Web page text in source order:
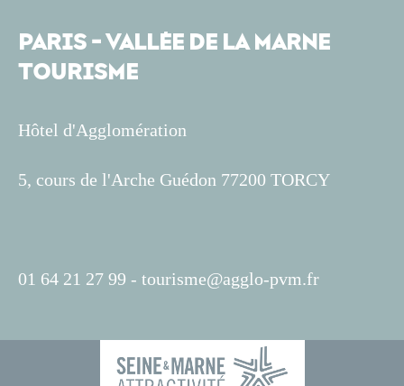
PARIS - VALLÉE DE LA MARNE
TOURISME
Hôtel d'Agglomération
5, cours de l'Arche Guédon 77200 TORCY
01 64 21 27 99 - tourisme@agglo-pvm.fr